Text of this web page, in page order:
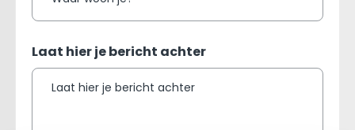
Laat hier je bericht achter